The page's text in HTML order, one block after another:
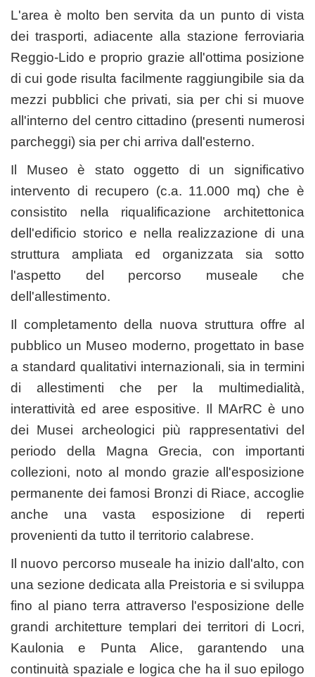
L'area è molto ben servita da un punto di vista
dei trasporti, adiacente alla stazione ferroviaria
Reggio-Lido e proprio grazie all'ottima posizione
di cui gode risulta facilmente raggiungibile sia da
mezzi pubblici che privati, sia per chi si muove
all'interno del centro cittadino (presenti numerosi
parcheggi) sia per chi arriva dall'esterno.
Il Museo è stato oggetto di un significativo
intervento di recupero (c.a. 11.000 mq) che è
consistito nella riqualificazione architettonica
dell'edificio storico e nella realizzazione di una
struttura ampliata ed organizzata sia sotto
l'aspetto del percorso museale che
dell'allestimento.
Il completamento della nuova struttura offre al
pubblico un Museo moderno, progettato in base
a standard qualitativi internazionali, sia in termini
di allestimenti che per la multimedialità,
interattività ed aree espositive. Il MArRC è uno
dei Musei archeologici più rappresentativi del
periodo della Magna Grecia, con importanti
collezioni, noto al mondo grazie all'esposizione
permanente dei famosi Bronzi di Riace, accoglie
anche una vasta esposizione di reperti
provenienti da tutto il territorio calabrese.
Il nuovo percorso museale ha inizio dall'alto, con
una sezione dedicata alla Preistoria e si sviluppa
fino al piano terra attraverso l'esposizione delle
grandi architetture templari dei territori di Locri,
Kaulonia e Punta Alice, garantendo una
continuità spaziale e logica che ha il suo epilogo